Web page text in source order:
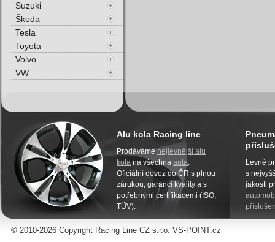
Suzuki
Škoda
Tesla
Toyota
Volvo
VW
Alu kola Racing line
Prodáváme nejlevnější alu
kola na všechna auta.
Oficiální dovoz do ČR s plnou
zárukou, garancí kvality a s
potřebnými certifikacemi (ISO,
TÜV).
Levné
s
jakosti
© 2010-2026 Copyright Racing Line CZ s.r.o. VS-POINT.cz